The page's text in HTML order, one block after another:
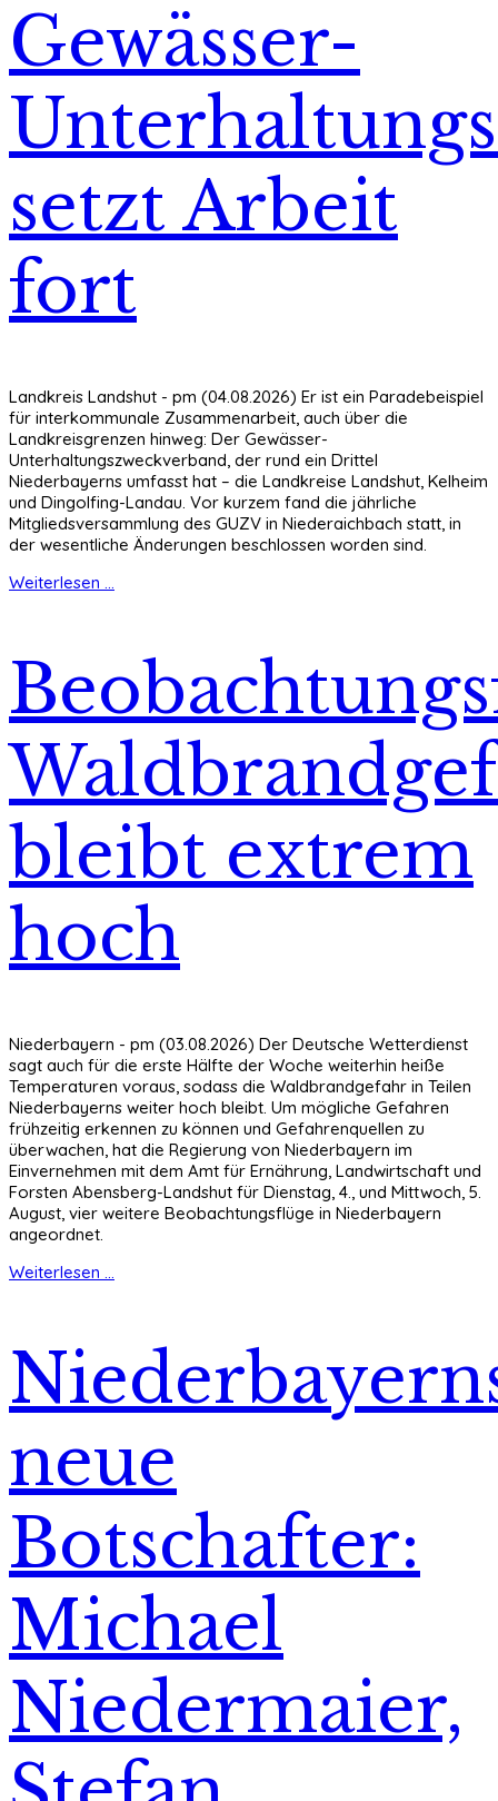
Gewässer-
setzt Arbeit
fort
Landkreis Landshut - pm (04.08.2026) Er ist ein Paradebeispiel
für interkommunale Zusammenarbeit, auch über die
Landkreisgrenzen hinweg: Der Gewässer-
Unterhaltungszweckverband, der rund ein Drittel
Niederbayerns umfasst hat – die Landkreise Landshut, Kelheim
und Dingolfing-Landau. Vor kurzem fand die jährliche
Mitgliedsversammlung des GUZV in Niederaichbach statt, in
der wesentliche Änderungen beschlossen worden sind.
Weiterlesen ...
bleibt extrem
hoch
Niederbayern - pm (03.08.2026) Der Deutsche Wetterdienst
sagt auch für die erste Hälfte der Woche weiterhin heiße
Temperaturen voraus, sodass die Waldbrandgefahr in Teilen
Niederbayerns weiter hoch bleibt. Um mögliche Gefahren
frühzeitig erkennen zu können und Gefahrenquellen zu
überwachen, hat die Regierung von Niederbayern im
Einvernehmen mit dem Amt für Ernährung, Landwirtschaft und
Forsten Abensberg-Landshut für Dienstag, 4., und Mittwoch, 5.
August, vier weitere Beobachtungsflüge in Niederbayern
angeordnet.
Weiterlesen ...
neue
Botschafter:
Michael
Niedermaier,